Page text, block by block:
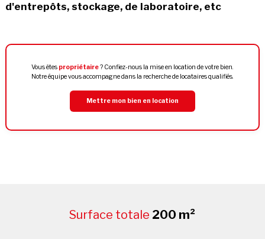
d'entrepôts, stockage, de laboratoire, etc
Vous êtes propriétaire? Confiez-nous la mise en location de votre bien.
Notre équipe vous accompagne dans la recherche de locataires qualifiés.
Mettre mon bien en location
Surface totale 200 m²